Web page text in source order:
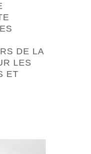
DE LA
LES
ET